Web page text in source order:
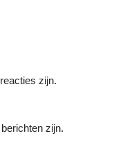
zijn.
zijn.